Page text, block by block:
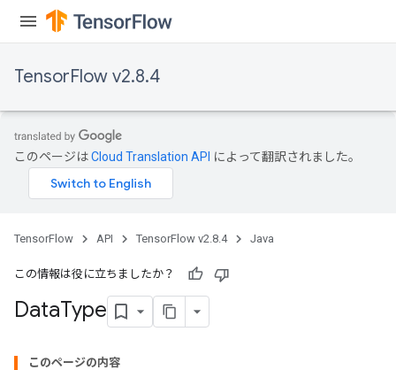
TensorFlow v2.8.4
このページはCloud Translation API によって翻訳されました。
TensorFlow API TensorFlow v2.8.4 Java
この情報は役に立ちましたか？
DataType
このページの内容